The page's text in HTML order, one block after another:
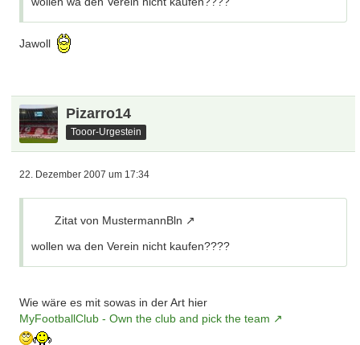
Jawoll
Pizarro14
Tooor-Urgestein
22. Dezember 2007 um 17:34
Zitat von MustermannBln
wollen wa den Verein nicht kaufen????
Wie wäre es mit sowas in der Art hier
MyFootballClub - Own the club and pick the team